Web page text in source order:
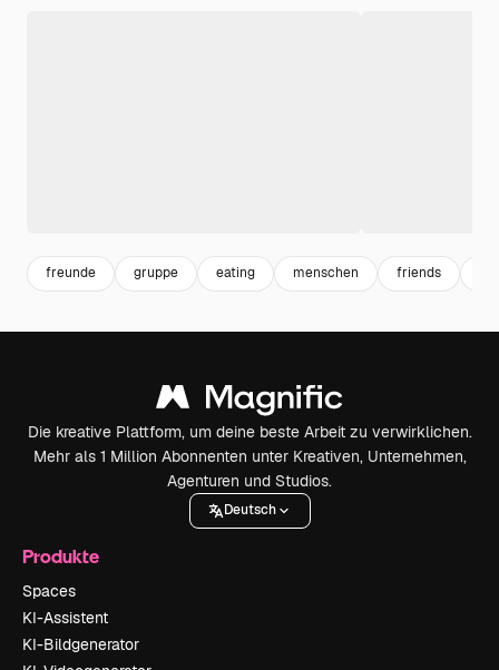
freunde gruppe eating menschen friends
Die kreative Plattform, um deine beste Arbeit zu verwirklichen.
Mehr als 1 Million Abonnenten unter Kreativen, Unternehmen,
Agenturen und Studios.
Deutsch
Produkte
Spaces
KI-Assistent
KI-Bildgenerator